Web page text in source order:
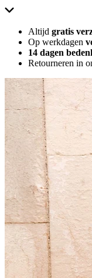
Altijd gratis
Op werkdagen
14 dagen
Retourneren in